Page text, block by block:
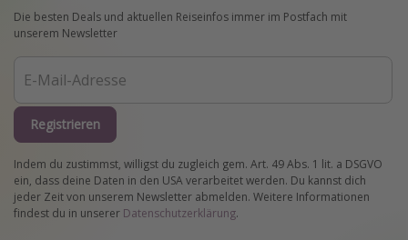
Die besten Deals und aktuellen Reiseinfos immer im Postfach mit
unserem Newsletter
Registrieren
Indem du zustimmst, willigst du zugleich gem. Art. 49 Abs. 1 lit. a DSGVO
ein, dass deine Daten in den USA verarbeitet werden. Du kannst dich
jeder Zeit von unserem Newsletter abmelden. Weitere Informationen
findest du in unserer Datenschutzerklärung.